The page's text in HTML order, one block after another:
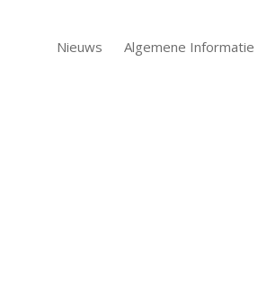
Nieuws Algemene Informatie